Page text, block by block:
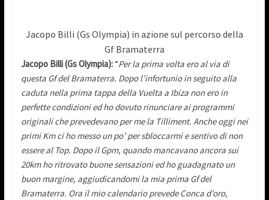
Jacopo Billi (Gs Olympia) in azione sul percorso della
Gf Bramaterra
Jacopo Billi (Gs Olympia):“Per la prima volta ero al via di
questa Gf del Bramaterra. Dopo l’infortunio in seguito alla
caduta nella prima tappa della Vuelta a Ibiza non ero in
perfette condizioni ed ho dovuto rinunciare ai programmi
originali che prevedevano per me la Tilliment. Anche oggi nei
primi Km ci ho messo un po’ per sbloccarmi e sentivo di non
essere al Top. Dopo il Gpm, quando mancavano ancora sui
20km ho ritrovato buone sensazioni ed ho guadagnato un
buon margine, aggiudicandomi la mia prima Gf del
Bramaterra. Ora il mio calendario prevede Conca d’oro,